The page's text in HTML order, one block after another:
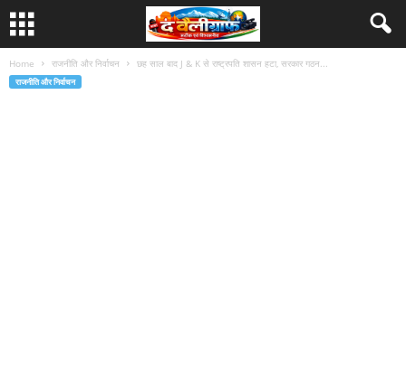
Home राजनीति और निर्वाचन छह साल बाद J & K से राष्ट्रपति शासन हटा, सरकार गठन...
राजनीति और निर्वाचन